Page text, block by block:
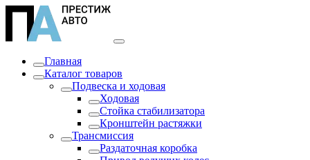
Главная
Каталог товаров
Подвеска и ходовая
Ходовая
Стойка стабилизатора
Кронштейн растяжки
Трансмиссия
Раздаточная коробка